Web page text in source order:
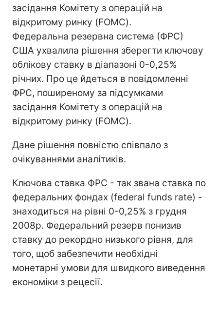
засідання Комітету з операцій на
відкритому ринку (FOMC).
Федеральна резервна система (ФРС)
США ухвалила рішення зберегти ключову
облікову ставку в діапазоні 0-0,25%
річних. Про це йдеться в повідомленні
ФРС, поширеному за підсумками
засідання Комітету з операцій на
відкритому ринку (FOMC).
Дане рішення повністю співпало з
очікуваннями аналітиків.
Ключова ставка ФРС - так звана ставка по
федеральних фондах (federal funds rate) -
знаходиться на рівні 0-0,25% з грудня
2008р. Федеральний резерв понизив
ставку до рекордно низького рівня, для
того, щоб забезпечити необхідні
монетарні умови для швидкого виведення
економіки з рецесії.